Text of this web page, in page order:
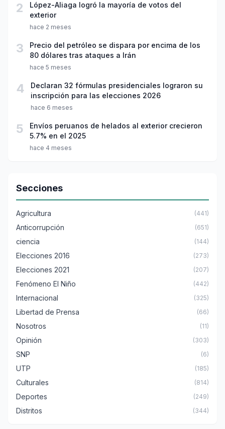
2
López-Aliaga logró la mayoría de votos del
exterior
hace 2 meses
3
Precio del petróleo se dispara por encima de los
80 dólares tras ataques a Irán
hace 5 meses
4
Declaran 32 fórmulas presidenciales lograron su
inscripción para las elecciones 2026
hace 6 meses
5
Envíos peruanos de helados al exterior crecieron
5.7% en el 2025
hace 4 meses
Secciones
Agricultura (441)
Anticorrupción (651)
ciencia (144)
Elecciones 2016 (273)
Elecciones 2021 (207)
Fenómeno El Niño (442)
Internacional (325)
Libertad de Prensa (66)
Nosotros (11)
Opinión (303)
SNP (6)
UTP (185)
Culturales (814)
Deportes (249)
Distritos (344)